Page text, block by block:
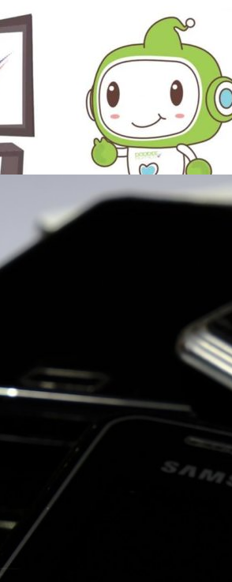
งเป็นทางการมีการสาธิตการใช้งาน เพื่อให้
การใช้งานแอพพลิเคชัน MoCheck นั้นถือว่าง่าย
กรอกรายละเอียดตราอักษรหรือแบบ/
ณาเรียกคืนคลื่นความถี่ 694-790 MHz ซึ่งตอน
าร 5G และนำเงินที่ได้จากการประมูลชดเชย
ารเยียวยาและการประมูลคลื่น 700 MHz เสนอ
เชยการเสียประโยชน์จากการใช้คลื่น 700 MHz
เงินค่างวดประมูล 2 งวดสุดท้ายที่เหลืออยู่
เช่าสัญญาณดาวเทียมที่ช่องทีวีดิจิทัลต้องแบกรับ
ถูกเรียกคืนคลื่นบางส่วน เงินสนับสนุนด้านทำ TV
หมื่นล้านบาทจาก 2 งวดสุดท้ายของค่าประมูล
ระมูลคลื่นความถี่ 700 MHz จำนวนกี่ใบ โดยจะ
ส่ง 758-793 MHz โดยมีจำนวนแบนด์วิดท์รวมทั้ง
ยะเวลาการขยายเครือข่าย และราคาเริ่มต้น
ช. ก่อน อ้างอิง Positioningmag
เดือนตุลาคม 2562 เพราะคนใช้
องต้นกับค่ายมือถือแล้วว่าจะต้องให้ยุติบริการ
ขหมาย แต่ว่าทางค่ายมือถือมีภาระค่าใช้จ่ายใน
ม่มาทำ 2G ก็ตาม โดยปัจจุบันมีผู้ใช้บริการ 2G
และ TrueMove H ตามลำดับ ทางกสทช. จะ
ทั้งหมดในสิ้นเดือน ม.ค. 2562 โดยต้องมีการ
ให้ประชาชนรับทราบ อีกทั้งจะมีแผนลดการนำเข้า
2G ที่ปัจจุบันมีการใช้งานเฉลี่ยอยู่ที่ 97 สตางค์
ตางค์ต่อนาที (แต่ตรงนี้ทางแบไต๋มองว่า